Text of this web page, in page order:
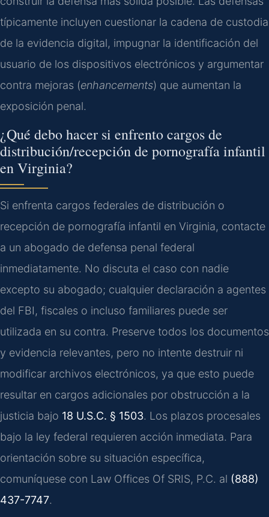
típicamente incluyen cuestionar la cadena de custodia
de la evidencia digital, impugnar la identificación del
usuario de los dispositivos electrónicos y argumentar
contra mejoras (enhancements) que aumentan la
exposición penal.
¿Qué debo hacer si enfrento cargos de
distribución/recepción de pornografía infantil
en Virginia?
Si enfrenta cargos federales de distribución o
recepción de pornografía infantil en Virginia, contacte
a un abogado de defensa penal federal
inmediatamente. No discuta el caso con nadie
excepto su abogado; cualquier declaración a agentes
del FBI, fiscales o incluso familiares puede ser
utilizada en su contra. Preserve todos los documentos
y evidencia relevantes, pero no intente destruir ni
modificar archivos electrónicos, ya que esto puede
resultar en cargos adicionales por obstrucción a la
justicia bajo 18 U.S.C. § 1503. Los plazos procesales
bajo la ley federal requieren acción inmediata. Para
orientación sobre su situación específica,
comuníquese con Law Offices Of SRIS, P.C. al (888)
437-7747.